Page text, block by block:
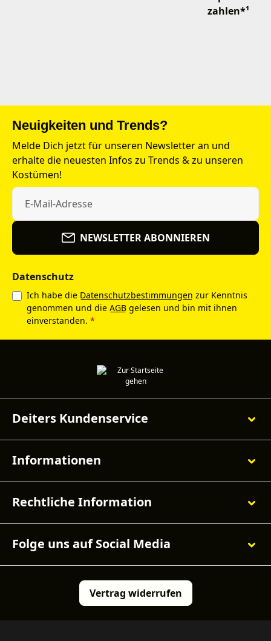
zahlen*¹
Neuigkeiten und Trends?
Melde Dich jetzt für unseren Newsletter an und
erhalte die neuesten Infos zu Trends & zu unseren
Kostümen!
NEWSLETTER ABONNIEREN
Datenschutz
Ich habe die Datenschutzbestimmungen zur Kenntnis
genommen und die AGB gelesen und bin mit ihnen
einverstanden. *
Deiters Kundenservice
Informationen
Rechtliche Information
Folge uns auf Social Media
Vertrag widerrufen